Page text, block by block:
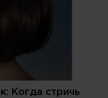
Когда стричь